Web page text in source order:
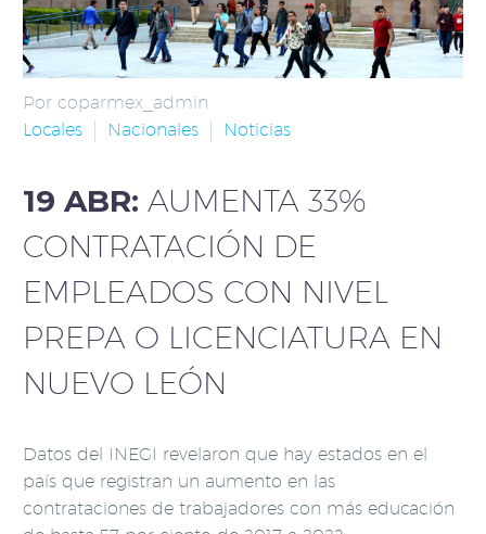
Por coparmex_admin
Locales
Nacionales Noticias
19 ABR: AUMENTA 33%
CONTRATACIÓN DE
EMPLEADOS CON NIVEL
PREPA O LICENCIATURA EN
NUEVO LEÓN
Datos del INEGI revelaron que hay estados en el
país que registran un aumento en las
contrataciones de trabajadores con más educación